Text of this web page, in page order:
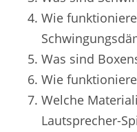
Wie
Was sind
Wie
Welche
Lautsprecher-